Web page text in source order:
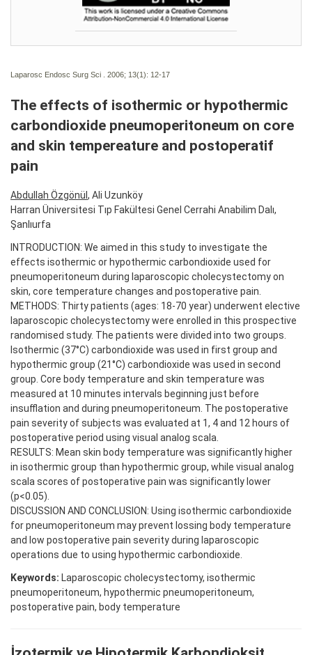
Laparosc Endosc Surg Sci . 2006; 13(1): 12-17
The effects of isothermic or hypothermic
carbondioxide pneumoperitoneum on core
and skin tempereature and postoperatif
pain
Abdullah Özgönül , Ali Uzunköy
Harran Üniversitesi Tıp Fakültesi Genel Cerrahi Anabilim Dalı,
Şanlıurfa
INTRODUCTION: We aimed in this study to investigate the
effects isothermic or hypothermic carbondioxide used for
pneumoperitoneum during laparoscopic cholecystectomy on
skin, core temperature changes and postoperative pain.
METHODS: Thirty patients (ages: 18-70 year) underwent elective
laparoscopic cholecystectomy were enrolled in this prospective
randomised study. The patients were divided into two groups.
Isothermic (37°C) carbondioxide was used in first group and
hypothermic group (21°C) carbondioxide was used in second
group. Core body temperature and skin temperature was
measured at 10 minutes intervals beginning just before
insufflation and during pneumoperitoneum. The postoperative
pain severity of subjects was evaluated at 1, 4 and 12 hours of
postoperative period using visual analog scala.
RESULTS: Mean skin body temperature was significantly higher
in isothermic group than hypothermic group, while visual analog
scala scores of postoperative pain was significantly lower
(p<0.05).
DISCUSSION AND CONCLUSION: Using isothermic carbondioxide
for pneumoperitoneum may prevent lossing body temperature
and low postoperative pain severity during laparoscopic
operations due to using hypothermic carbondioxide.
Keywords: Laparoscopic cholecystectomy, isothermic
pneumoperitoneum, hypothermic pneumoperitoneum,
postoperative pain, body temperature